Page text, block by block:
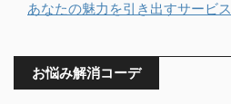
あなたの魅力を引き出すサービス
お悩み解消コーデ